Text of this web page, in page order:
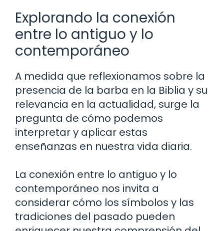
Explorando la conexión
entre lo antiguo y lo
contemporáneo
A medida que reflexionamos sobre la
presencia de la barba en la Biblia y su
relevancia en la actualidad, surge la
pregunta de cómo podemos
interpretar y aplicar estas
enseñanzas en nuestra vida diaria.
La conexión entre lo antiguo y lo
contemporáneo nos invita a
considerar cómo los símbolos y las
tradiciones del pasado pueden